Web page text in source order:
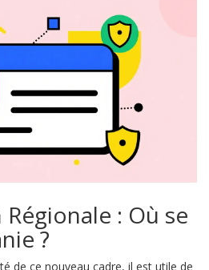
: Où se
?
de ce nouveau cadre, il est utile de